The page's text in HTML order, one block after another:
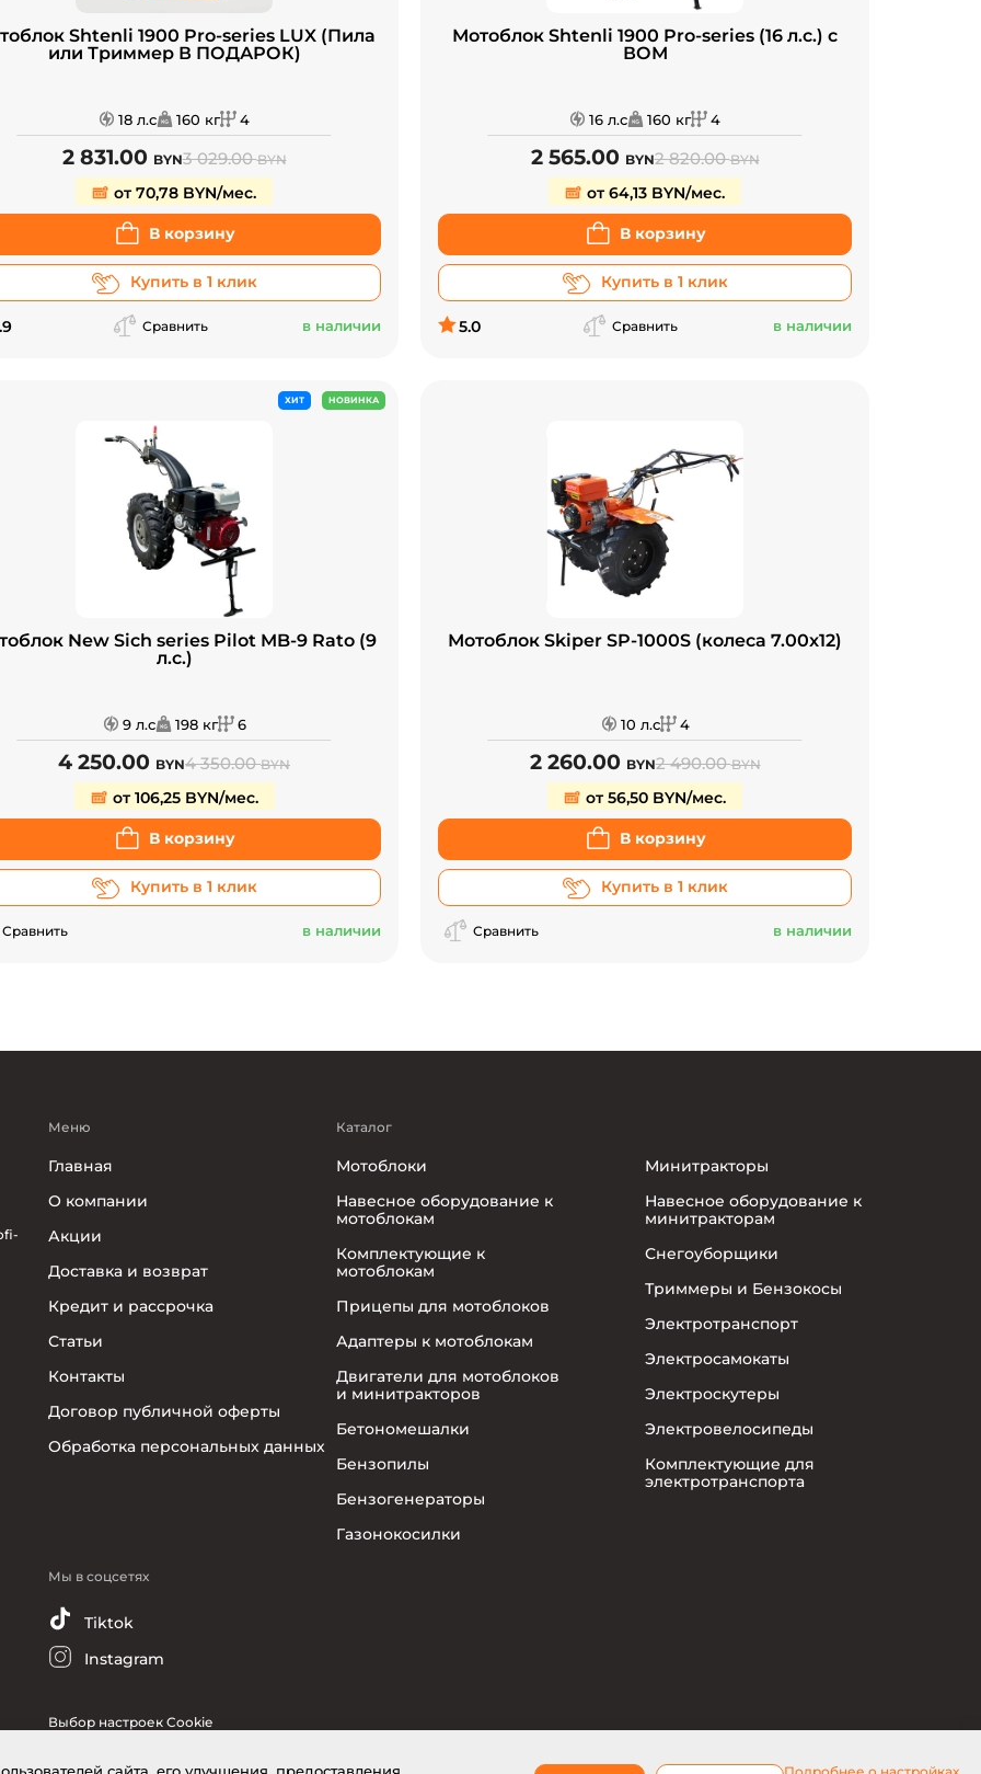
Shtenli 1900 Pro-series LUX (Пила
или Триммер В ПОДАРОК)
18 л.с 160 кг 4
2 831.00 BYN3 029.00BYN
от 70,78 BYN/мес.
В корзину
Купить в 1 клик
Сравнить в наличии
Мотоблок Shtenli 1900 Pro-series (16 л.с.) с
ВОМ
16 л.с 160 кг 4
2 565.00 BYN2 820.00BYN
от 64,13 BYN/мес.
В корзину
Купить в 1 клик
5.0 Сравнить в наличии
ХИТ НОВИНКА
New Sich series Pilot MB-9 Rato (9
л.с.)
9 л.с 198 кг 6
4 250.00 BYN4 350.00BYN
от 106,25 BYN/мес.
В корзину
Купить в 1 клик
Сравнить в наличии
Мотоблок Skiper SP-1000S (колеса 7.00x12)
10 л.с 4
2 260.00 BYN2 490.00BYN
от 56,50 BYN/мес.
В корзину
Купить в 1 клик
Сравнить в наличии
Меню
Главная
О компании
Акции
Доставка и возврат
Кредит и рассрочка
Статьи
Контакты
Договор публичной оферты
Обработка персональных данных
Каталог
Мотоблоки
Навесное оборудование к
мотоблокам
Комплектующие к
мотоблокам
Прицепы для мотоблоков
Адаптеры к мотоблокам
Двигатели для мотоблоков
и минитракторов
Бетономешалки
Бензопилы
Бензогенераторы
Газонокосилки
Минитракторы
Навесное оборудование к
минитракторам
Снегоуборщики
Триммеры и Бензокосы
Электротранспорт
Электросамокаты
Электроскутеры
Электровелосипеды
Комплектующие для
электротранспорта
Мы в соцсетях
Tiktok
Instagram
Выбор настроек Cookie